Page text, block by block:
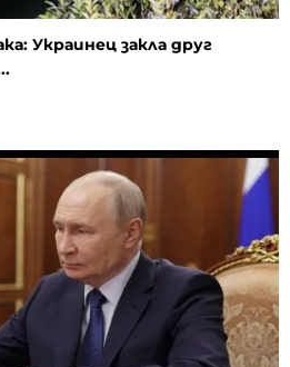
Украинец закла друг